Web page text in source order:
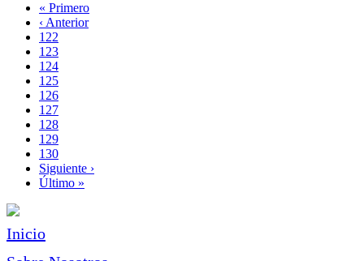
Paginación
Primera
página
« Primero
Página
anterior
‹ Anterior
Page
122
Page
123
Page
124
Page
125
Página
actual
126
Page
127
Page
128
Page
129
Page
130
Siguiente
página
Siguiente ›
Última
Último »
Inicio